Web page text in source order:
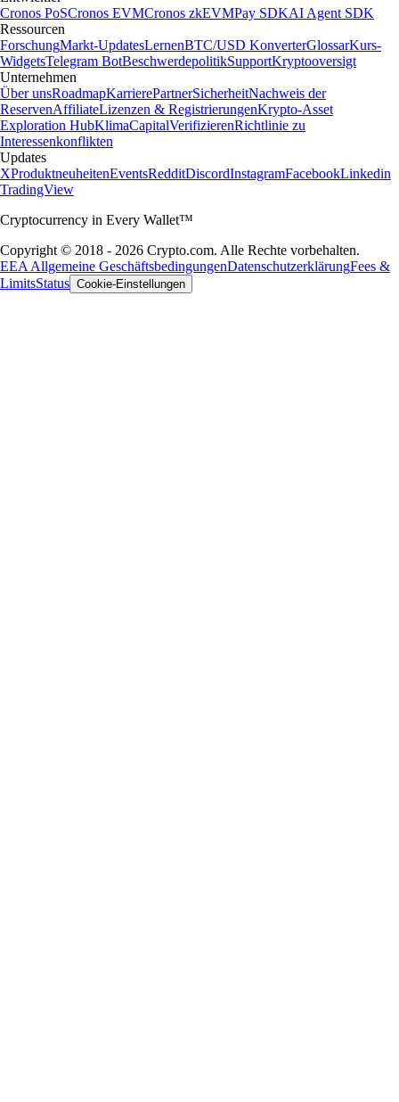
Cronos PoSCronos EVMCronos zkEVMPay SDKAI Agent SDK
Ressourcen
ForschungMarkt-UpdatesLernenBTC/USD KonverterGlossarKurs-
WidgetsTelegram BotBeschwerdepolitikSupportKryptooversigt
Unternehmen
Über unsRoadmapKarrierePartnerSicherheitNachweis der
ReservenAffiliateLizenzen & RegistrierungenKrypto-Asset
Exploration HubKlimaCapitalVerifizierenRichtlinie zu
Interessenkonflikten
Updates
XProduktneuheitenEventsRedditDiscordInstagramFacebookLinkedin
TradingView
Cryptocurrency in Every Wallet™
Copyright © 2018 - 2026 Crypto.com. Alle Rechte vorbehalten.
EEA Allgemeine GeschäftsbedingungenDatenschutzerklärungFees &
LimitsStatus Cookie-Einstellungen